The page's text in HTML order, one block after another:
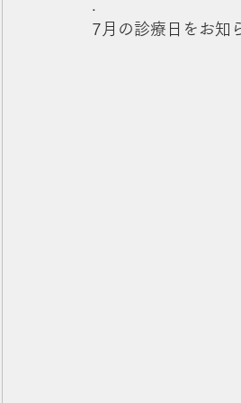
7月の診療日をお知